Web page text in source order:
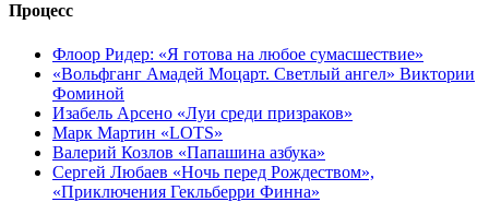
Процесс
Флоор Ридер: «Я готова на любое сумасшествие»
«Вольфганг Амадей Моцарт. Светлый ангел» Виктории
Фоминой
Изабель Арсено «Луи среди призраков»
Марк Мартин «LOTS»
Валерий Козлов «Папашина азбука»
Сергей Любаев «Ночь перед Рождеством»,
«Приключения Гекльберри Финна»